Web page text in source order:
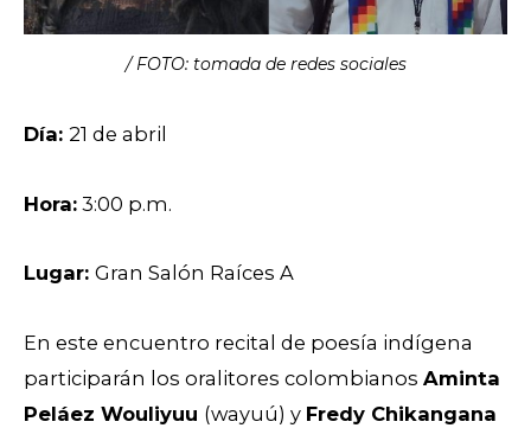
/ FOTO: tomada de redes sociales
Día: 21 de abril
Hora: 3:00 p.m.
Lugar: Gran Salón Raíces A
En este encuentro recital de poesía indígena
participarán los oralitores colombianos Aminta
Peláez Wouliyuu (wayuú) y Fredy Chikangana